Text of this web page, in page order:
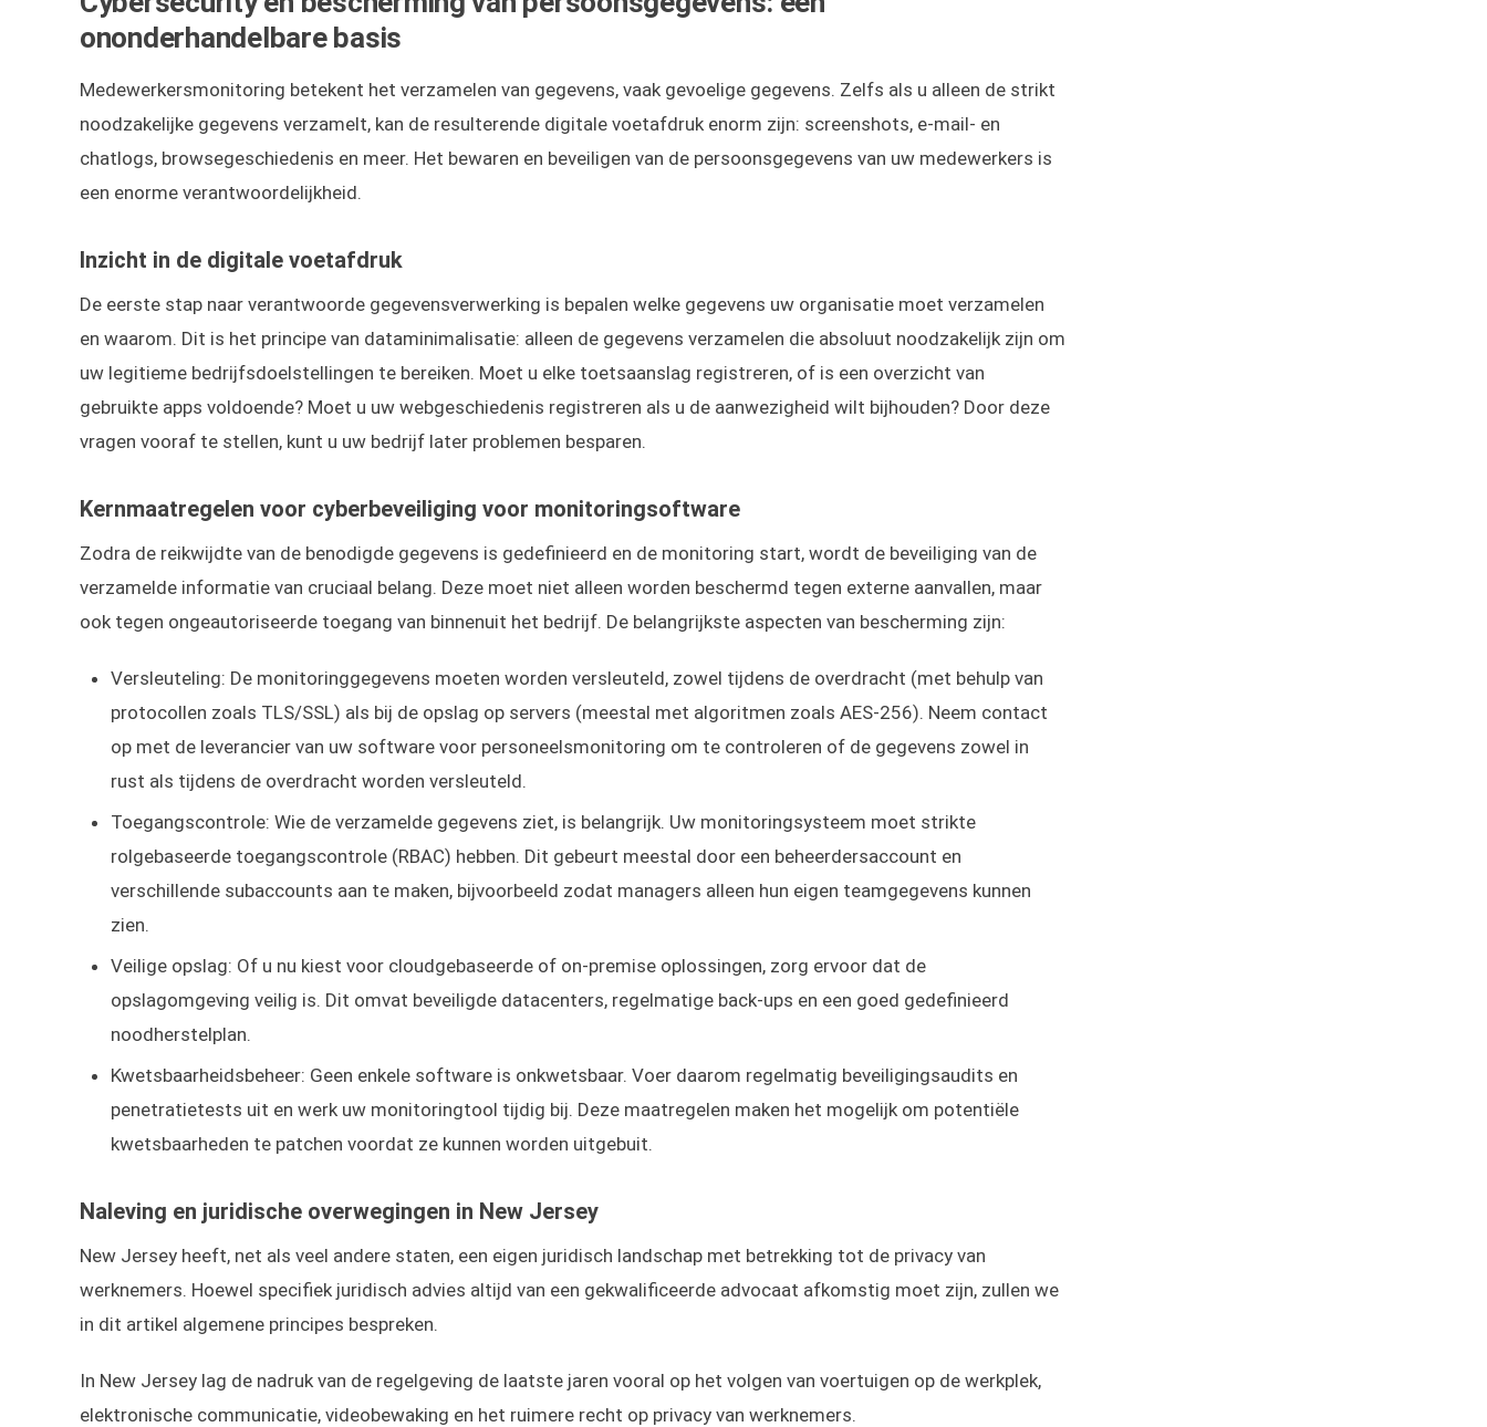
ononderhandelbare basis
Medewerkersmonitoring betekent het verzamelen van gegevens, vaak gevoelige gegevens. Zelfs als u alleen de strikt
noodzakelijke gegevens verzamelt, kan de resulterende digitale voetafdruk enorm zijn: screenshots, e-mail- en
chatlogs, browsegeschiedenis en meer. Het bewaren en beveiligen van de persoonsgegevens van uw medewerkers is
een enorme verantwoordelijkheid.
Inzicht in de digitale voetafdruk
De eerste stap naar verantwoorde gegevensverwerking is bepalen welke gegevens uw organisatie moet verzamelen
en waarom. Dit is het principe van dataminimalisatie: alleen de gegevens verzamelen die absoluut noodzakelijk zijn om
uw legitieme bedrijfsdoelstellingen te bereiken. Moet u elke toetsaanslag registreren, of is een overzicht van
gebruikte apps voldoende? Moet u uw webgeschiedenis registreren als u de aanwezigheid wilt bijhouden? Door deze
vragen vooraf te stellen, kunt u uw bedrijf later problemen besparen.
Kernmaatregelen voor cyberbeveiliging voor monitoringsoftware
Zodra de reikwijdte van de benodigde gegevens is gedefinieerd en de monitoring start, wordt de beveiliging van de
verzamelde informatie van cruciaal belang. Deze moet niet alleen worden beschermd tegen externe aanvallen, maar
ook tegen ongeautoriseerde toegang van binnenuit het bedrijf. De belangrijkste aspecten van bescherming zijn:
Versleuteling: De monitoringgegevens moeten worden versleuteld, zowel tijdens de overdracht (met behulp van
protocollen zoals TLS/SSL) als bij de opslag op servers (meestal met algoritmen zoals AES-256). Neem contact
op met de leverancier van uw software voor personeelsmonitoring om te controleren of de gegevens zowel in
rust als tijdens de overdracht worden versleuteld.
Toegangscontrole: Wie de verzamelde gegevens ziet, is belangrijk. Uw monitoringsysteem moet strikte
rolgebaseerde toegangscontrole (RBAC) hebben. Dit gebeurt meestal door een beheerdersaccount en
verschillende subaccounts aan te maken, bijvoorbeeld zodat managers alleen hun eigen teamgegevens kunnen
zien.
Veilige opslag: Of u nu kiest voor cloudgebaseerde of on-premise oplossingen, zorg ervoor dat de
opslagomgeving veilig is. Dit omvat beveiligde datacenters, regelmatige back-ups en een goed gedefinieerd
noodherstelplan.
Kwetsbaarheidsbeheer: Geen enkele software is onkwetsbaar. Voer daarom regelmatig beveiligingsaudits en
penetratietests uit en werk uw monitoringtool tijdig bij. Deze maatregelen maken het mogelijk om potentiële
kwetsbaarheden te patchen voordat ze kunnen worden uitgebuit.
Naleving en juridische overwegingen in New Jersey
New Jersey heeft, net als veel andere staten, een eigen juridisch landschap met betrekking tot de privacy van
werknemers. Hoewel specifiek juridisch advies altijd van een gekwalificeerde advocaat afkomstig moet zijn, zullen we
in dit artikel algemene principes bespreken.
In New Jersey lag de nadruk van de regelgeving de laatste jaren vooral op het volgen van voertuigen op de werkplek,
elektronische communicatie, videobewaking en het ruimere recht op privacy van werknemers.